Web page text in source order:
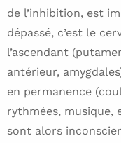
de l’inhibition, est
dépassé, c’est le
l’ascendant
antérieur,
en permanence
rythmées, musique,
sont alors